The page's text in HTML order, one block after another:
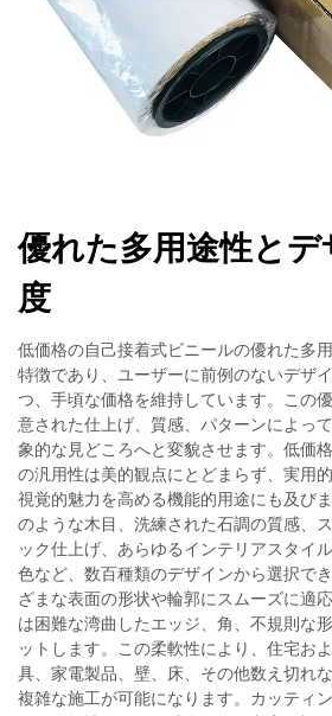
優れた多用途性と
度
低価格の自己接着式ビニールの優れた多
特徴であり、ユーザーに前例のないデザ
つ、手頃な価格を維持しています。この
意された仕上げ、質感、パターンによっ
象的な見どころへと変貌させます。低価
の汎用性は美的観点にとどまらず、実用
視覚的魅力を高める機能的用途にも及び
のような木目、洗練された石調の質感、
ック仕上げ、あらゆるインテリアスタイ
色など、数百種類のデザインから選択で
ざまな表面の形状や輪郭にスムーズに適
は困難な湾曲したエッジ、角、不規則な
ットします。この柔軟性により、住宅お
具、家電製品、壁、床、その他数え切れ
複雑な施工が可能になります。カッティ